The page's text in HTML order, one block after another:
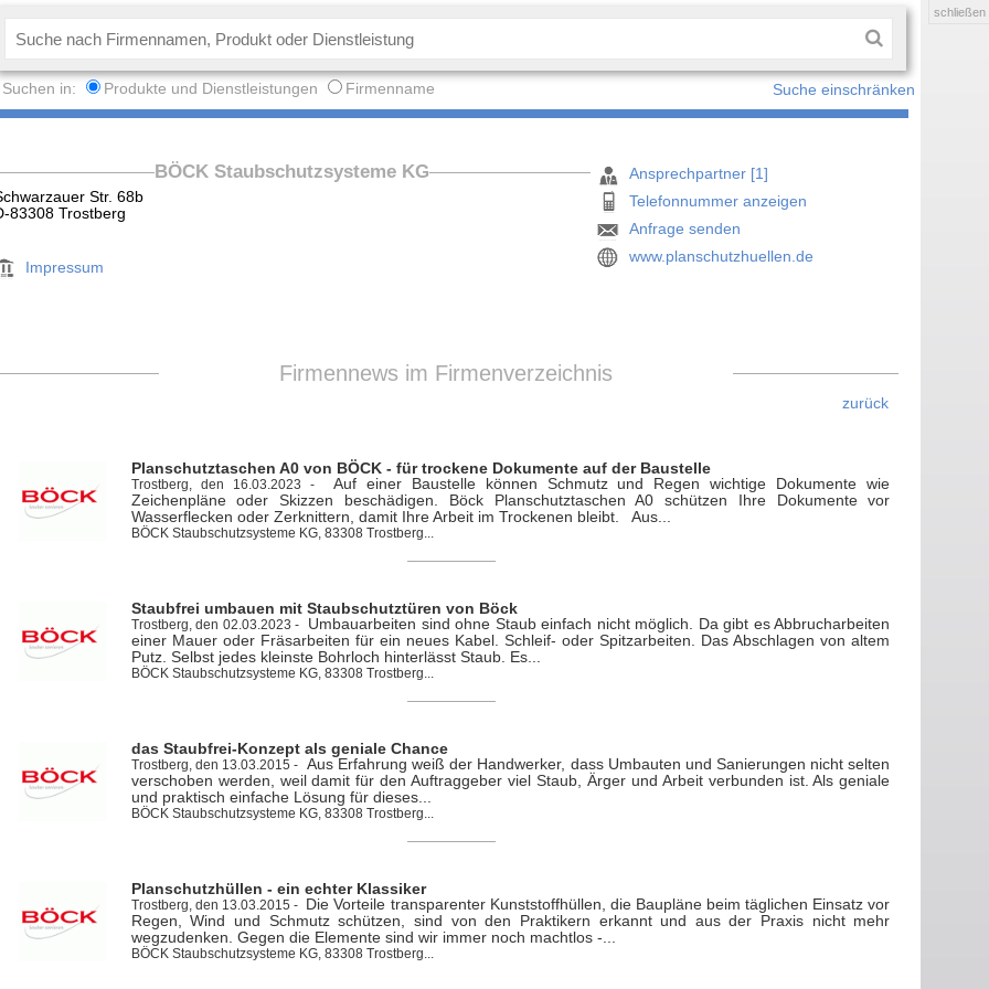
Suchen in: Produkte und Dienstleistungen Firmenname Suche einschränken
BÖCK Staubschutzsysteme KG
Str. 68b
83308 Trostberg
Impressum
Ansprechpartner [1]
Telefonnummer anzeigen
Anfrage senden
www.planschutzhuellen.de
Firmennews im Firmenverzeichnis
zurück
Planschutztaschen A0 von BÖCK - für trockene Dokumente auf der Baustelle
Trostberg, den 16.03.2023 -
Auf einer Baustelle können Schmutz und Regen wichtige Dokumente wie
Zeichenpläne oder Skizzen beschädigen. Böck Planschutztaschen A0 schützen Ihre Dokumente vor
Wasserflecken oder Zerknittern, damit Ihre Arbeit im Trockenen bleibt. Aus...
BÖCK Staubschutzsysteme KG, 83308 Trostberg...
Staubfrei umbauen mit Staubschutztüren von Böck
Trostberg, den 02.03.2023 -
Umbauarbeiten sind ohne Staub einfach nicht möglich. Da gibt es Abbrucharbeiten
einer Mauer oder Fräsarbeiten für ein neues Kabel. Schleif- oder Spitzarbeiten. Das Abschlagen von altem
Putz. Selbst jedes kleinste Bohrloch hinterlässt Staub. Es...
BÖCK Staubschutzsysteme KG, 83308 Trostberg...
das Staubfrei-Konzept als geniale Chance
Trostberg, den 13.03.2015 - Aus Erfahrung weiß der Handwerker, dass Umbauten und Sanierungen nicht selten
verschoben werden, weil damit für den Auftraggeber viel Staub, Ärger und Arbeit verbunden ist. Als geniale
und praktisch einfache Lösung für dieses...
BÖCK Staubschutzsysteme KG, 83308 Trostberg...
Planschutzhüllen - ein echter Klassiker
Trostberg, den 13.03.2015 -
Die Vorteile transparenter Kunststoffhüllen, die Baupläne beim täglichen Einsatz vor
Regen, Wind und Schmutz schützen, sind von den Praktikern erkannt und aus der Praxis nicht mehr
wegzudenken. Gegen die Elemente sind wir immer noch machtlos -...
BÖCK Staubschutzsysteme KG, 83308 Trostberg...
schließen